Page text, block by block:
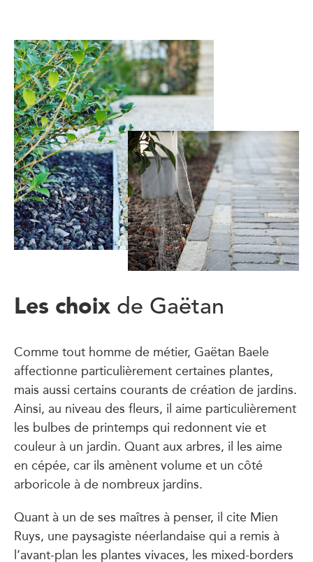
Les choix de Gaëtan
Comme tout homme de métier, Gaëtan Baele
affectionne particulièrement certaines plantes,
mais aussi certains courants de création de jardins.
Ainsi, au niveau des fleurs, il aime particulièrement
les bulbes de printemps qui redonnent vie et
couleur à un jardin. Quant aux arbres, il les aime
en cépée, car ils amènent volume et un côté
arboricole à de nombreux jardins.
Quant à un de ses maîtres à penser, il cite Mien
Ruys, une paysagiste néerlandaise qui a remis à
l’avant-plan les plantes vivaces, les mixed-borders